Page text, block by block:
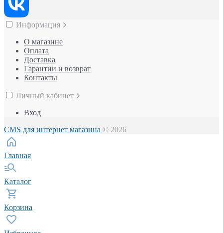
Информация
О магазине
Оплата
Доставка
Гарантии и возврат
Контакты
Личный кабинет
Вход
CMS для интернет магазина © 2026
Главная
Каталог
Корзина